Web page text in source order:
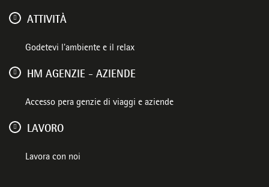
ATTIVITÀ
Godetevi l'ambiente e il relax
HM AGENZIE - AZIENDE
Accesso pera genzie di viaggi e aziende
LAVORO
Lavora con noi